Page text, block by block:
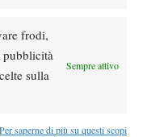
frodi,
pubblicità
sulla
Sempre attivo
Per saperne di più su questi scopi